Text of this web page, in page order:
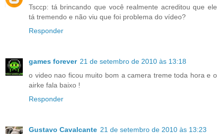
Tsccp: tá brincando que você realmente acreditou que ele
tá tremendo e não viu que foi problema do vídeo?
Responder
games forever 21 de setembro de 2010 às 13:18
o video nao ficou muito bom a camera treme toda hora e o
airke fala baixo !
Responder
Gustavo Cavalcante 21 de setembro de 2010 às 13:23